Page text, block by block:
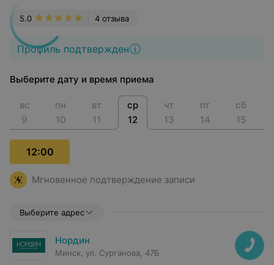
Профиль подтвержден
4 отзыва
5.0
Выберите дату и время приема
вс
9
пн
10
вт
11
ср
12
чт
13
пт
14
сб
15
12:00
Мгновенное подтверждение записи
Выберите адрес
Нордин
Минск, ул. Сурганова, 47Б